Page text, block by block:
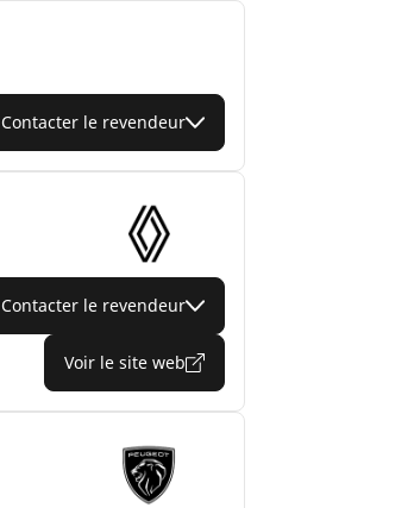
Contacter le revendeur
Contacter le revendeur
Voir le site web